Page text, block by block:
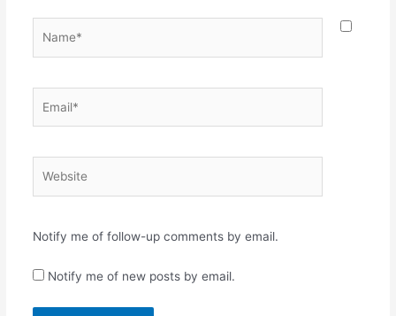
Notify me of follow-up comments by email.
Notify me of new posts by email.